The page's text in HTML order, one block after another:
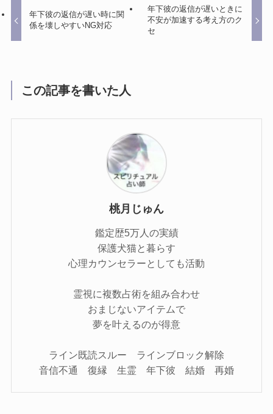
年下彼の返信が遅い時に関
係を壊しやすいNG対応
年下彼の返信が遅いときに
不安が加速する考え方のク
セ
この記事を書いた人
桃月じゅん
鑑定歴5万人の実績
保護犬猫と暮らす
心理カウンセラーとしても活動
霊視に複数占術を組み合わせ
おまじないアイテムで
夢を叶えるのが得意
ライン既読スルー ラインブロック解除
音信不通 復縁 生霊 年下彼 結婚 再婚